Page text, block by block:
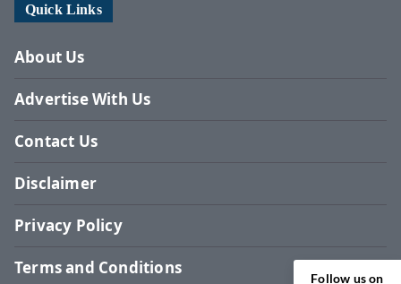
Quick Links
About Us
Advertise With Us
Contact Us
Disclaimer
Privacy Policy
Terms and Conditions
Follow us on